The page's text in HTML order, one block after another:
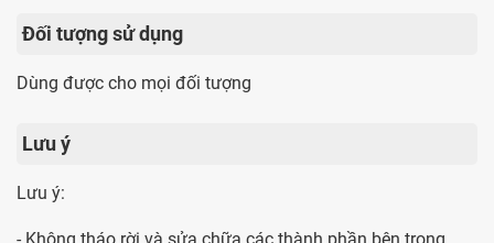
Đối tượng sử dụng
Dùng được cho mọi đối tượng
Lưu ý
Lưu ý: